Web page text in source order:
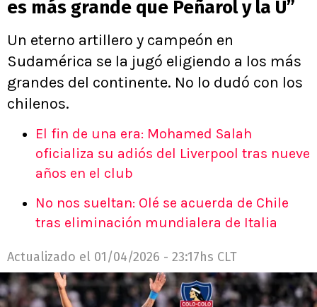
es más grande que Peñarol y la U”
Un eterno artillero y campeón en
Sudamérica se la jugó eligiendo a los más
grandes del continente. No lo dudó con los
chilenos.
El fin de una era: Mohamed Salah
oficializa su adiós del Liverpool tras nueve
años en el club
No nos sueltan: Olé se acuerda de Chile
tras eliminación mundialera de Italia
Actualizado el 01/04/2026 - 23:17hs CLT